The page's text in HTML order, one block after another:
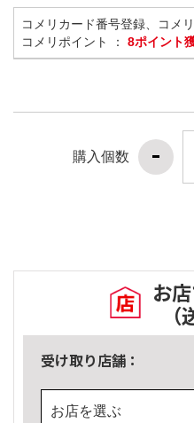
コメリカード番号登録、コメ
コメリポイント ： 8ポイント
購入個数
お
受け取り店舗：
お店を選ぶ